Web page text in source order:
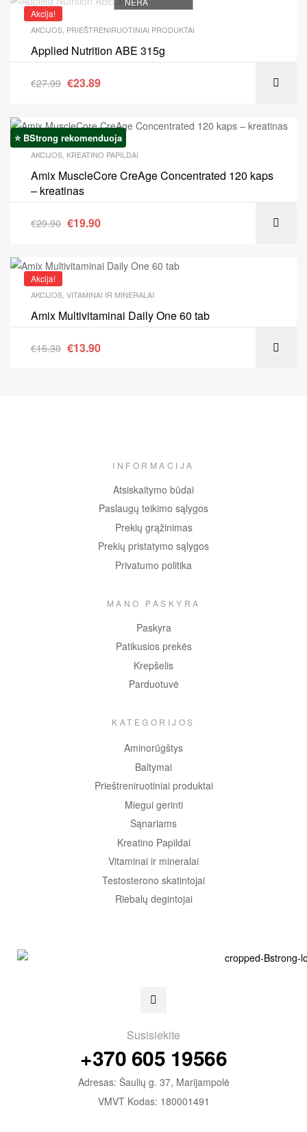
Akcija!
AKCIJOS, PRIEŠTRENIRUOTINIAI PRODUKTAI
Applied Nutrition ABE 315g
€27.99 €23.89
⭐ BStrong rekomenduoja
Akcija!
AKCIJOS KREATINO PAPILDAI
Amix MuscleCore CreAge Concentrated 120 kaps
– kreatinas
€29.90 €19.90
Akcija!
AKCIJOS VITAMINAI IR MINERALAI
Amix Multivitaminai Daily One 60 tab
€15.30 €13.90
Susisiekite
+370 605 19566
Adresas: Šaulių g. 37, Marijampolė
VMVT Kodas: 180001491
INFORMACIJA
Atsiskaitymo būdai
Paslaugų teikimo sąlygos
Prekių grąžinimas
Prekių pristatymo sąlygos
Privatumo politika
MANO PASKYRA
Paskyra
Patikusios prekės
Krepšelis
Parduotuvė
KATEGORIJOS
Aminorūgštys
Baltymai
Prieštreniruotiniai produktai
Miegui gerinti
Sąnariams
Kreatino Papildai
Vitaminai ir mineralai
Testosterono skatintojai
Riebalų degintojai